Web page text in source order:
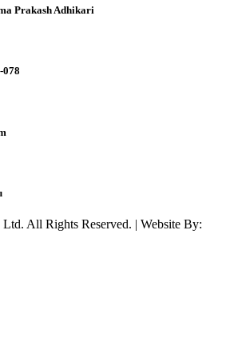
Prakash Adhikari
078
All Rights Reserved. | Website By: